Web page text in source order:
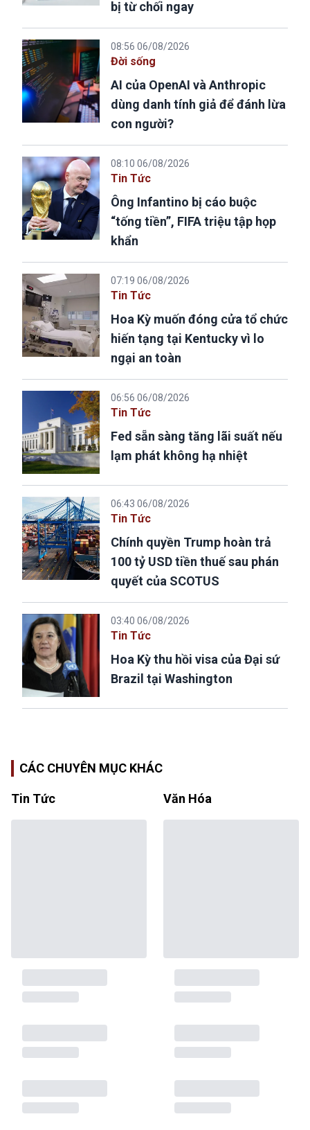
bị từ chối ngay
08:56 06/08/2026
Đời sống
AI của OpenAI và Anthropic
dùng danh tính giả để đánh lừa
con người?
08:10 06/08/2026
Tin Tức
Ông Infantino bị cáo buộc
“tống tiền”, FIFA triệu tập họp
khẩn
07:19 06/08/2026
Tin Tức
Hoa Kỳ muốn đóng cửa tổ chức
hiến tạng tại Kentucky vì lo
ngại an toàn
06:56 06/08/2026
Tin Tức
Fed sẵn sàng tăng lãi suất nếu
lạm phát không hạ nhiệt
06:43 06/08/2026
Tin Tức
Chính quyền Trump hoàn trả
100 tỷ USD tiền thuế sau phán
quyết của SCOTUS
03:40 06/08/2026
Tin Tức
Hoa Kỳ thu hồi visa của Đại sứ
Brazil tại Washington
CÁC CHUYÊN MỤC KHÁC
Tin Tức Văn Hóa